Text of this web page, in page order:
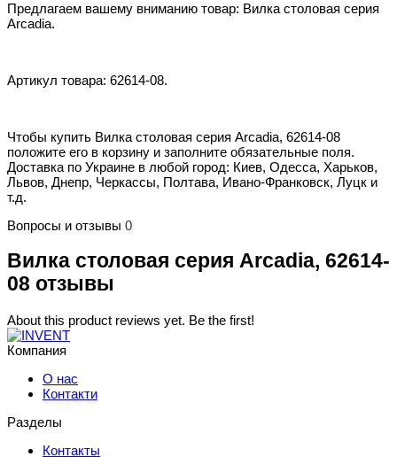
Предлагаем вашему вниманию товар: Вилка столовая серия
Arcadia.
Артикул товара: 62614-08.
Чтобы купить Вилка столовая серия Arcadia, 62614-08
положите его в корзину и заполните обязательные поля.
Доставка по Украине в любой город: Киев, Одесса, Харьков,
Львов, Днепр, Черкассы, Полтава, Ивано-Франковск, Луцк и
т.д.
Вопросы и отзывы 0
Вилка столовая серия Arcadia, 62614-
08 отзывы
About this product reviews yet. Be the first!
Компания
О нас
Контакти
Разделы
Контакты